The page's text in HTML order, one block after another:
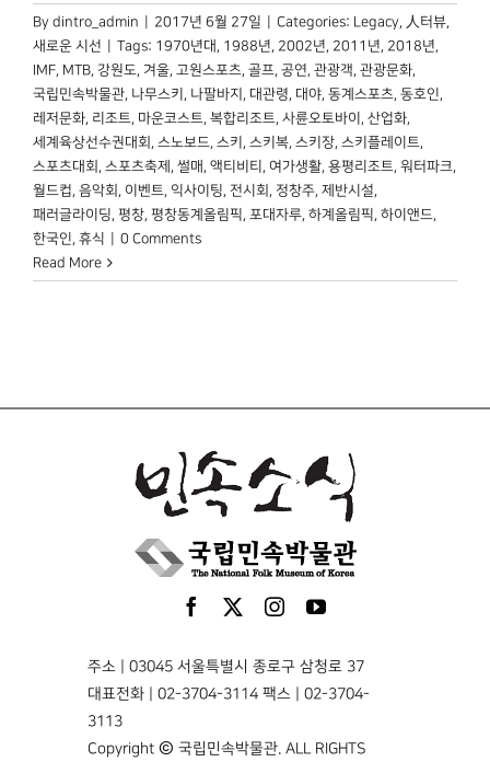
By dintro_admin 2017년 6월 27일 Categories: Legacy, 人터뷰,
새로운 시선
Tags: 1970년대 , 1988년, 2002년, 2011년, 2018년,
IMF, MTB, 강원도, 겨울, 고원스포츠, 골프, 공연, 관광객, 관광문화,
국립민속박물관, 나무스키 , 나팔바지 , 대관령, 대야, 동계스포츠, 동호인,
레저문화, 리조트, 마운코스트, 복합리조트, 사륜오토바이 , 산업화,
세계육상선수권대회 , 스노보드, 스키 , 스키복, 스키장, 스키플레이트,
스포츠대회 , 스포츠축제 , 썰매 , 액티비티 , 여가생활, 용평리조트, 워터파크,
월드컵, 음악회 , 이벤트, 익사이팅, 전시회 , 정창주, 제반시설,
패러글라이딩, 평창, 평창동계올림픽, 포대자루, 하계올림픽, 하이앤드,
한국인, 휴식
0 Comments
Read More
주소 | 03045 서울특별시 종로구 삼청로 37
대표전화 | 02-3704-3114 팩스 | 02-3704-
3113
Copyright © 국립민속박물관. ALL RIGHTS